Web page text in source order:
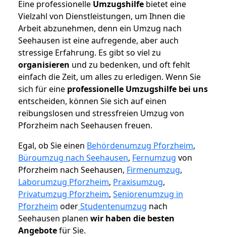
Eine professionelle Umzugshilfe bietet eine
Vielzahl von Dienstleistungen, um Ihnen die
Arbeit abzunehmen, denn ein Umzug nach
Seehausen ist eine aufregende, aber auch
stressige Erfahrung. Es gibt so viel zu
organisieren und zu bedenken, und oft fehlt
einfach die Zeit, um alles zu erledigen. Wenn Sie
sich für eine professionelle Umzugshilfe bei uns
entscheiden, können Sie sich auf einen
reibungslosen und stressfreien Umzug von
Pforzheim nach Seehausen freuen.
Egal, ob Sie einen Behördenumzug Pforzheim,
Büroumzug nach Seehausen, Fernumzug von
Pforzheim nach Seehausen, Firmenumzug,
Laborumzug Pforzheim, Praxisumzug,
Privatumzug Pforzheim, Seniorenumzug in
Pforzheim oderStudentenumzug nach
Seehausen planen wir haben die besten
Angebotefür Sie.